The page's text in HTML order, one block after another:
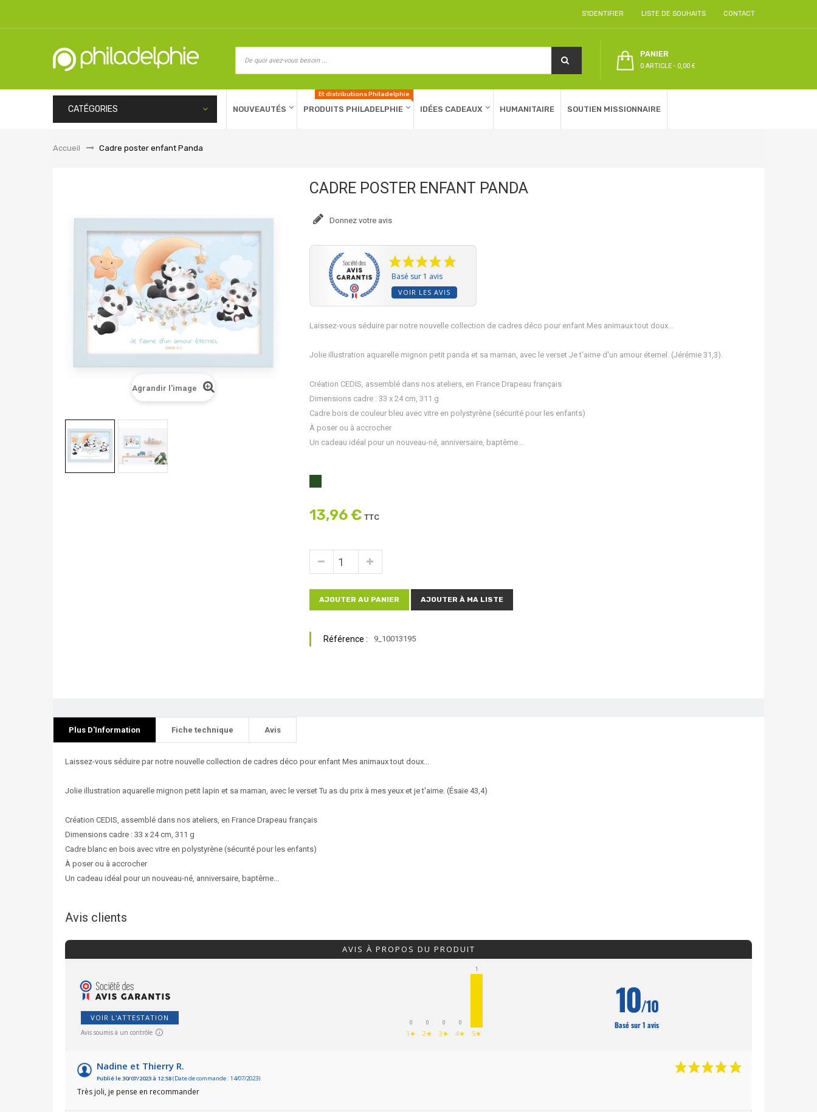
S'IDENTIFIER LISTE DE SOUHAITS CONTACT
PANIER
0 ARTICLE - 0,00 €
CATÉGORIES NOUVEAUTÉS PRODUITS PHILADELPHIE
Et distributions Philadelphie
IDÉES CADEAUX HUMANITAIRE SOUTIEN MISSIONNAIRE
Accueil &gt;Cadre poster enfant Panda
Agrandir l'image
CADRE POSTER ENFANT PANDA
Donnez votre avis
Basé sur 1 avis
VOIR LES AVIS
Laissez-vous séduire par notre nouvelle collection de cadres déco pour enfant Mes animaux tout doux...
Jolie illustration aquarelle mignon petit panda et sa maman, avec le verset Je t'aime d'un amour éternel. (Jérémie 31,3).
Création CEDIS, assemblé dans nos ateliers, en France Drapeau français
Dimensions cadre : 33 x 24 cm, 311 g
Cadre bois de couleur bleu avec vitre en polystyrène (sécurité pour les enfants)
À poser ou à accrocher
Un cadeau idéal pour un nouveau-né, anniversaire, baptême...
13,96 € TTC
AJOUTER AU PANIER AJOUTER À MA LISTE
Référence : 9_10013195
Plus D'Information Fiche technique Avis
Laissez-vous séduire par notre nouvelle collection de cadres déco pour enfant Mes animaux tout doux...
Jolie illustration aquarelle mignon petit lapin et sa maman, avec le verset Tu as du prix à mes yeux et je t'aime. (Ésaïe 43,4)
Création CEDIS, assemblé dans nos ateliers, en France Drapeau français
Dimensions cadre : 33 x 24 cm, 311 g
Cadre blanc en bois avec vitre en polystyrène (sécurité pour les enfants)
À poser ou à accrocher
Un cadeau idéal pour un nouveau-né, anniversaire, baptême...
Avis clients
AVIS À PROPOS DU PRODUIT
VOIR L'ATTESTATION
Avis soumis à un contrôle
0
1★
0
2★
0
3★
0
4★
1
5★
10/10
Basé sur 1 avis
Nadine et Thierry R.
Publié le 30/07/2023 à 12:58(Date de commande : 14/07/2023)
Très joli, je pense en recommander